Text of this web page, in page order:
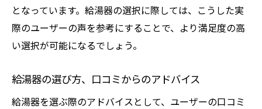
となっています。給湯器の選択に際しては、こうした実
際のユーザーの声を参考にすることで、より満足度の高
い選択が可能になるでしょう。
給湯器の選び方、口コミからのアドバイス
給湯器を選ぶ際のアドバイスとして、ユーザーの口コミ